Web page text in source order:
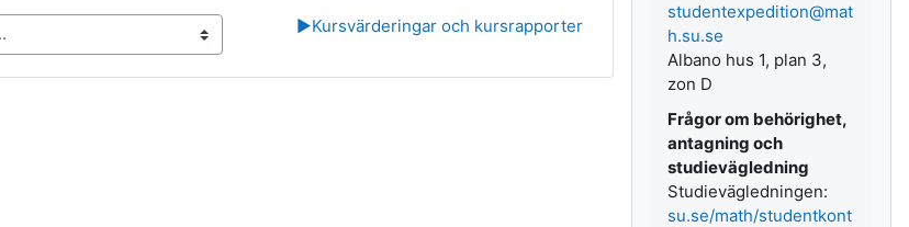
▶︎Kursvärderingar och kursrapporter
studentexpedition@mat
h.su.se
Albano hus 1, plan 3,
zon D
Frågor om behörighet,
antagning och
studievägledning
Studievägledningen:
su.se/math/studentkont